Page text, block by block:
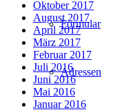
Formular
Adressen
Oktober 2017
August 2017
April 2017
März 2017
Februar 2017
Juli 2016
Juni 2016
Mai 2016
Januar 2016